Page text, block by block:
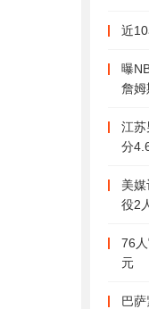
近
曝
詹姆
江苏
分
美
役2
76
元
巴